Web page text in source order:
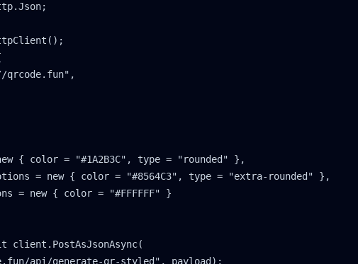
qrcode.fun",
{ color = "#1A2B3C", type = "rounded" },
= new { color = "#8564C3", type = "extra-rounded" },
= new { color = "#FFFFFF" }
client.PostAsJsonAsync(
api/generate-qr-styled", payload);